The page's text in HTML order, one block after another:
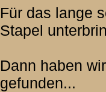
Für das lange
Stapel
Dann haben
gefunden...